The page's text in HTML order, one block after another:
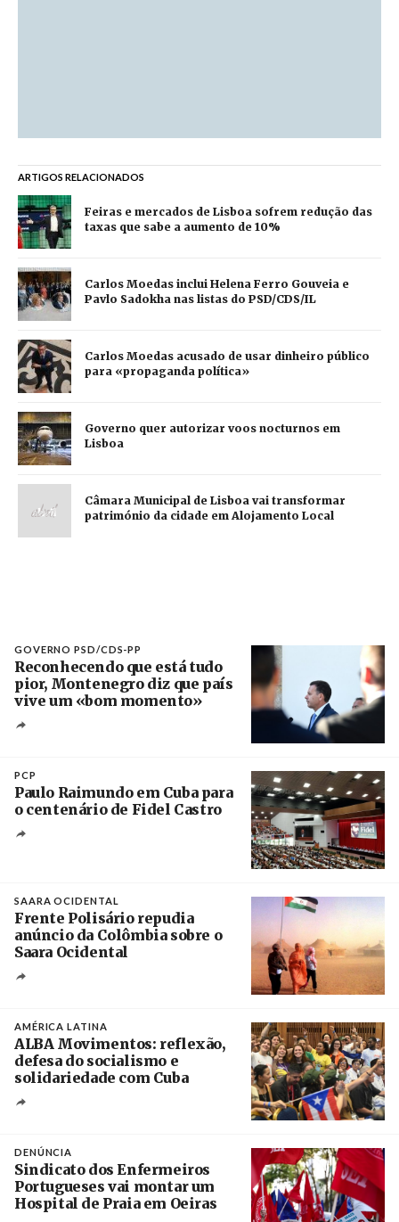
ARTIGOS RELACIONADOS
Feiras e mercados de Lisboa sofrem redução das
taxas que sabe a aumento de 10%
Carlos Moedas inclui Helena Ferro Gouveia e
Pavlo Sadokha nas listas do PSD/CDS/IL
Carlos Moedas acusado de usar dinheiro público
para «propaganda política»
Governo quer autorizar voos nocturnos em
Lisboa
Câmara Municipal de Lisboa vai transformar
património da cidade em Alojamento Local
GOVERNO PSD/CDS-PP
Reconhecendo que está tudo
pior, Montenegro diz que país
vive um «bom momento»
PCP
Paulo Raimundo em Cuba para
o centenário de Fidel Castro
SAARA OCIDENTAL
Frente Polisário repudia
anúncio da Colômbia sobre o
Saara Ocidental
AMÉRICA LATINA
ALBA Movimentos: reflexão,
defesa do socialismo e
solidariedade com Cuba
DENÚNCIA
Sindicato dos Enfermeiros
Portugueses vai montar um
Hospital de Praia em Oeiras